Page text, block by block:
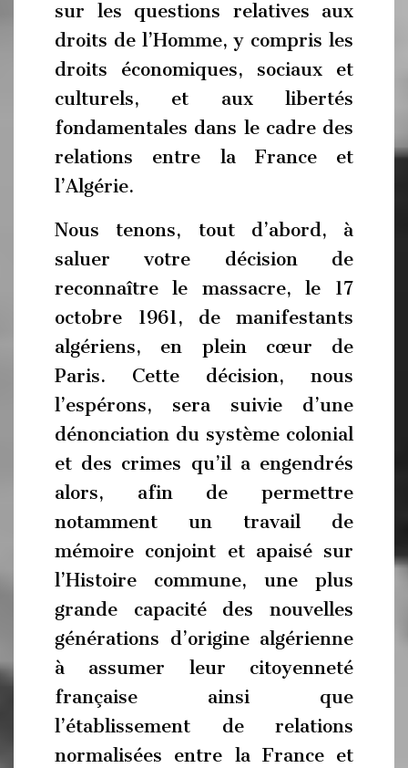
sur les questions relatives aux
droits de l’Homme, y compris les
droits économiques, sociaux et
culturels, et aux libertés
fondamentales dans le cadre des
relations entre la France et
l’Algérie.
Nous tenons, tout d’abord, à
saluer votre décision de
reconnaître le massacre, le 17
octobre 1961, de manifestants
algériens, en plein cœur de
Paris. Cette décision, nous
l’espérons, sera suivie d’une
dénonciation du système colonial
et des crimes qu’il a engendrés
alors, afin de permettre
notamment un travail de
mémoire conjoint et apaisé sur
l’Histoire commune, une plus
grande capacité des nouvelles
générations d’origine algérienne
à assumer leur citoyenneté
française ainsi que
l’établissement de relations
normalisées entre la France et